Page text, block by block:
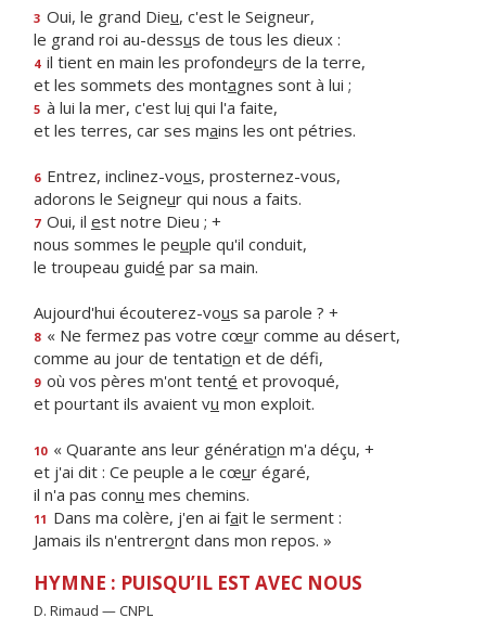
3 Oui, le grand Dieu, c'est le Seigneur,
le grand roi au-dessus de tous les dieux :
4 il tient en main les profondeurs de la terre,
et les sommets des montagnes sont à lui ;
5 à lui la mer, c'est lui qui l'a faite,
et les terres, car ses mains les ont pétries.
6 Entrez, inclinez-vous, prosternez-vous,
adorons le Seigneur qui nous a faits.
7 Oui, il est notre Dieu ; +
nous sommes le peuple qu'il conduit,
le troupeau guidé par sa main.
Aujourd'hui écouterez-vous sa parole ? +
8 « Ne fermez pas votre cœur comme au désert,
comme au jour de tentation et de défi,
9 où vos pères m'ont tenté et provoqué,
et pourtant ils avaient vu mon exploit.
10 « Quarante ans leur génération m'a déçu, +
et j'ai dit : Ce peuple a le cœur égaré,
il n'a pas connu mes chemins.
11 Dans ma colère, j'en ai fait le serment :
Jamais ils n'entreront dans mon repos. »
HYMNE : PUISQU’IL EST AVEC NOUS
D. Rimaud — CNPL